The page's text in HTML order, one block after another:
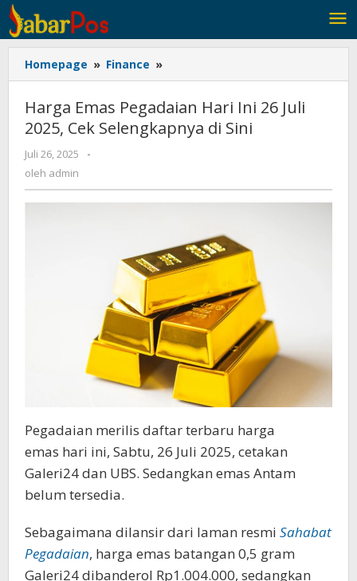
Lewati
ke
konten
Homepage » Finance »
Emas
Hari
Ini
Sini
Harga Emas Pegadaian Hari Ini 26 Juli
2025, Cek Selengkapnya di Sini
Juli 26, 2025
oleh
-
oleh admin
Pegadaian merilis daftar terbaru harga
emas hari ini, Sabtu, 26 Juli 2025, cetakan
Galeri24 dan UBS. Sedangkan emas Antam
belum tersedia.
Sebagaimana dilansir dari laman resmi Sahabat
Pegadaian, harga emas batangan 0,5 gram
Galeri24 dibanderol Rp1.004.000, sedangkan